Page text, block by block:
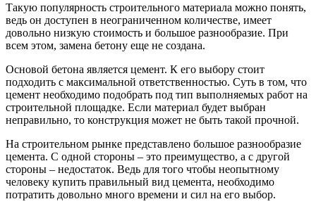
Такую популярность строительного материала можно понять,
ведь он доступен в неограниченном количестве, имеет
довольно низкую стоимость и большое разнообразие. При
всем этом, замена бетону еще не создана.
Основой бетона является цемент. К его выбору стоит
подходить с максимальной ответственностью. Суть в том, что
цемент необходимо подобрать под тип выполняемых работ на
строительной площадке. Если материал будет выбран
неправильно, то конструкция может не быть такой прочной.
На строительном рынке представлено большое разнообразие
цемента. С одной стороны – это преимущество, а с другой
стороны – недостаток. Ведь для того чтобы неопытному
человеку купить правильный вид цемента, необходимо
потратить довольно много времени и сил на его выбор.